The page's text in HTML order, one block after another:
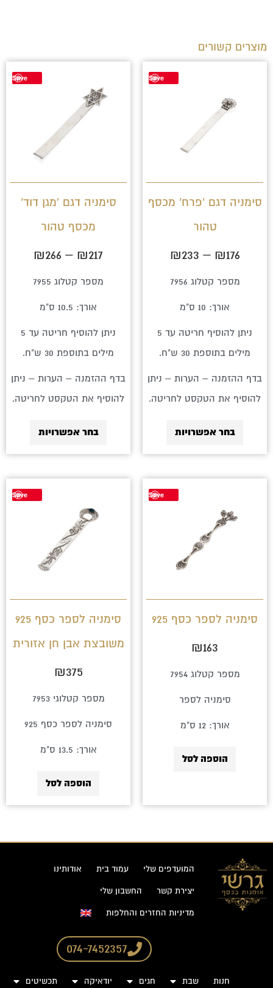
מוצרים קשורים
Save
סימניה דגם 'פרח' מכסף
טהור
₪176
–
₪233
טווח
מחירים:
מספר קטלוג 7956
אורך: 10 ס"מ
ניתן להוסיף חריטה עד 5
מילים בתוספת 30 ש"ח.
בדף ההזמנה – הערות – ניתן
להוסיף את הטקסט לחריטה.
בחר אפשרויות
למוצר
בעמוד
Save
סימניה דגם 'מגן דוד'
מכסף טהור
₪217
–
₪266
טווח
מספר קטלוג 7955
אורך: 10.5 ס"מ
ניתן להוסיף חריטה עד 5
מילים בתוספת 30 ש"ח.
בדף ההזמנה – הערות – ניתן
להוסיף את הטקסט לחריטה.
בחר אפשרויות
למוצר
סוגים.
בעמוד
Save
סימניה לספר כסף 925
₪163
מספר קטלוג 7954
סימניה לספר
אורך: 12 ס"מ
הוספה לסל
Save
סימניה לספר כסף 925
משובצת אבן חן אזורית
₪375
מספר קטלוגי 7953
סימניה לספר כסף 925
אורך: 13.5 ס"מ
הוספה לסל
המועדפים שלי עמוד בית אודותינו
יצירת קשר החשבון שלי
מדיניות החזרים והחלפות
074-7452357
חנות שבת חגים יודאיקה תכשיטים